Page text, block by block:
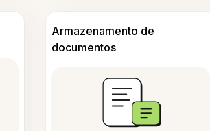
Armazenamento de
documentos